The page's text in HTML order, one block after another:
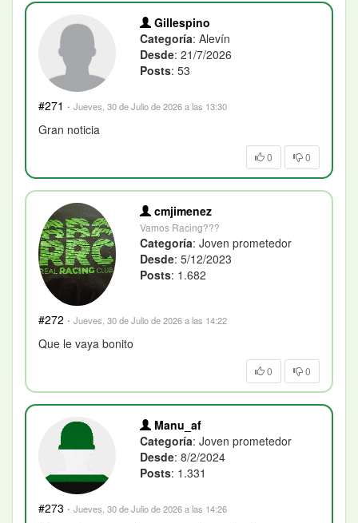
Gillespino
Categoría: Alevín
Desde: 21/7/2026
Posts: 53
#271 · Jueves, 30 de Julio de 2026 a las 13:30
Gran noticia
0 0
cmjimenez
Vamos Racing???
Categoría: Joven prometedor
Desde: 5/12/2023
Posts: 1.682
#272 · Jueves, 30 de Julio de 2026 a las 14:22
Que le vaya bonito
0 0
Manu_af
Categoría: Joven prometedor
Desde: 8/2/2024
Posts: 1.331
#273 · Jueves, 30 de Julio de 2026 a las 14:26